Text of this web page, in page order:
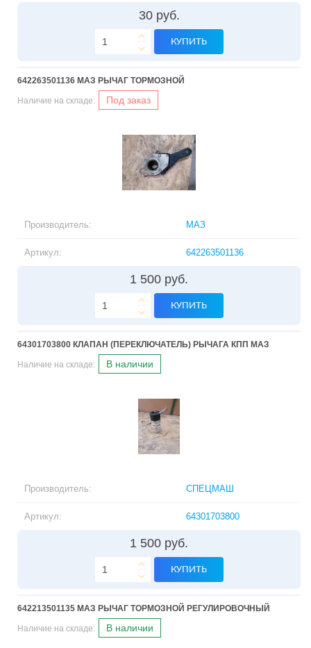
30 руб.
КУПИТЬ
642263501136 МАЗ РЫЧАГ ТОРМОЗНОЙ
Наличие на складе: Под заказ
Производитель: МАЗ
Артикул: 642263501136
1 500 руб.
КУПИТЬ
64301703800 КЛАПАН (ПЕРЕКЛЮЧАТЕЛЬ) РЫЧАГА КПП МАЗ
Наличие на складе: В наличии
Производитель: СПЕЦМАШ
Артикул: 64301703800
1 500 руб.
КУПИТЬ
642213501135 МАЗ РЫЧАГ ТОРМОЗНОЙ РЕГУЛИРОВОЧНЫЙ
Наличие на складе: В наличии